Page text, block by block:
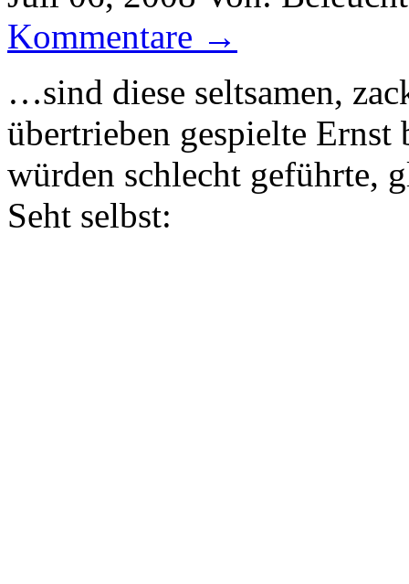
Kommentare →
…sind diese seltsamen,
übertrieben gespielte Ernst
würden schlecht geführte,
Seht selbst: